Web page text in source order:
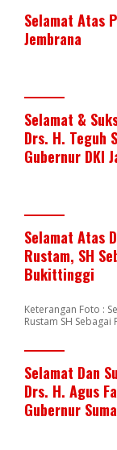
Selamat Atas
Jembrana
Selamat &
Drs. H. Teguh
Gubernur DKI
Selamat Atas
Rustam, SH
Bukittinggi
Keterangan Foto :
Rustam SH
Selamat Dan
Drs. H. Agus
Gubernur